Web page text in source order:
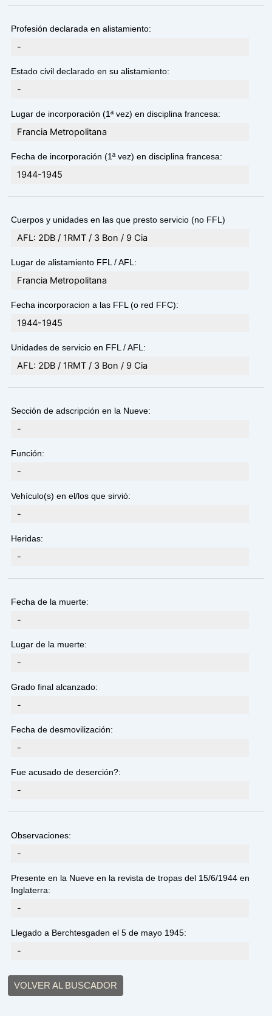
Profesión declarada en alistamiento:
-
Estado civil declarado en su alistamiento:
-
Lugar de incorporación (1ª vez) en disciplina francesa:
Francia Metropolitana
Fecha de incorporación (1ª vez) en disciplina francesa:
1944-1945
Cuerpos y unidades en las que presto servicio (no FFL)
AFL: 2DB / 1RMT / 3 Bon / 9 Cia
Lugar de alistamiento FFL / AFL:
Francia Metropolitana
Fecha incorporacion a las FFL (o red FFC):
1944-1945
Unidades de servicio en FFL / AFL:
AFL: 2DB / 1RMT / 3 Bon / 9 Cia
Sección de adscripción en la Nueve:
-
Función:
-
Vehículo(s) en el/los que sirvió:
-
Heridas:
-
Fecha de la muerte:
-
Lugar de la muerte:
-
Grado final alcanzado:
-
Fecha de desmovilización:
-
Fue acusado de deserción?:
-
Observaciones:
-
Presente en la Nueve en la revista de tropas del 15/6/1944 en
Inglaterra:
-
Llegado a Berchtesgaden el 5 de mayo 1945:
-
VOLVER AL BUSCADOR